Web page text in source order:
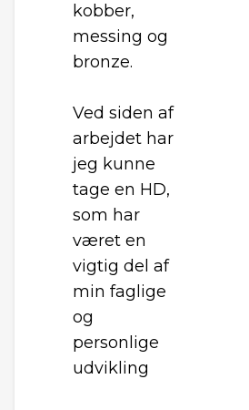
kobber,
messing og
bronze.
Ved siden af
arbejdet har
jeg kunne
tage en HD,
som har
været en
vigtig del af
min faglige
og
personlige
udvikling